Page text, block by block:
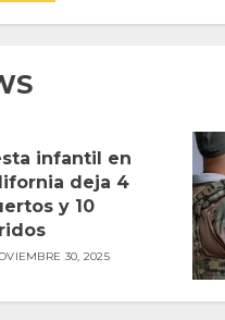
infantil en
deja 4
y 10
30, 2025